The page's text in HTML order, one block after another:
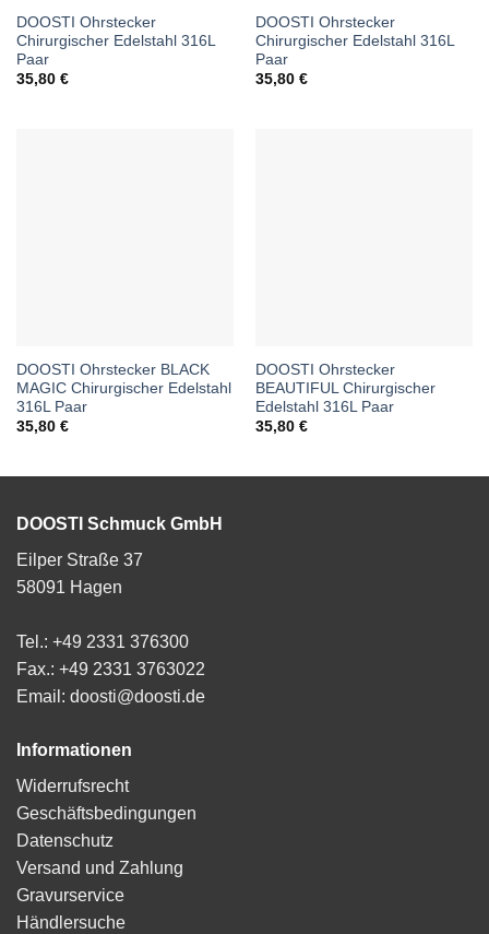
DOOSTI Ohrstecker
Chirurgischer Edelstahl 316L
Paar
35,80 €
DOOSTI Ohrstecker
Chirurgischer Edelstahl 316L
Paar
35,80 €
DOOSTI Ohrstecker BLACK
MAGIC Chirurgischer Edelstahl
316L Paar
35,80 €
DOOSTI Ohrstecker
BEAUTIFUL Chirurgischer
Edelstahl 316L Paar
35,80 €
DOOSTI Schmuck GmbH
Eilper Straße 37
58091 Hagen
Tel.: +49 2331 376300
Fax.: +49 2331 3763022
Email: doosti@doosti.de
Informationen
Widerrufsrecht
Geschäftsbedingungen
Datenschutz
Versand und Zahlung
Gravurservice
Händlersuche